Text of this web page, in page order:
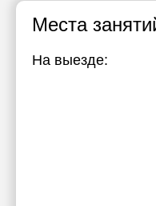
Места
На выезде: